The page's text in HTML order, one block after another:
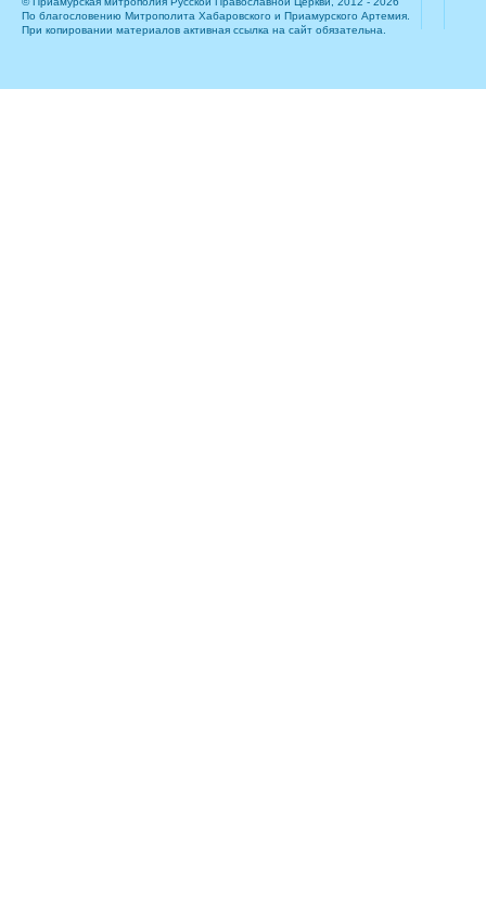
По благословению Митрополита Хабаровского и Приамурского Артемия.
При копировании материалов активная ссылка на сайт обязательна.